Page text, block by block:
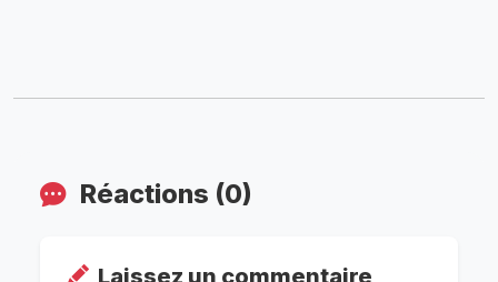
Réactions (0)
Laissez un commentaire